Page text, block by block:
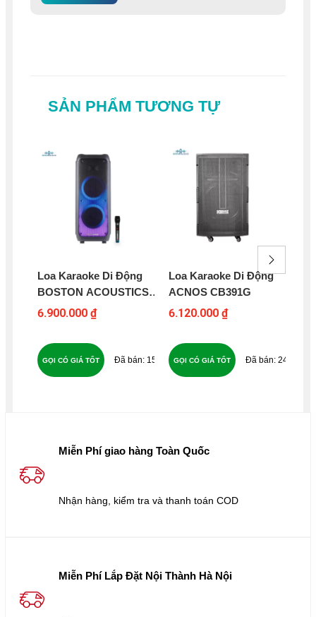
SẢN PHẨM TƯƠNG TỰ
Loa Karaoke Di Động
BOSTON ACOUSTICS
PARTY BOX BA-802PB
6.900.000 ₫
155
GỌI CÓ GIÁ TỐT
Loa Karaoke Di Động
ACNOS CB391G
6.120.000 ₫
243
GỌI CÓ GIÁ TỐT
Miễn Phí giao hàng Toàn Quốc
Nhận hàng, kiểm tra và thanh toán COD
Miễn Phí Lắp Đặt Nội Thành Hà Nội